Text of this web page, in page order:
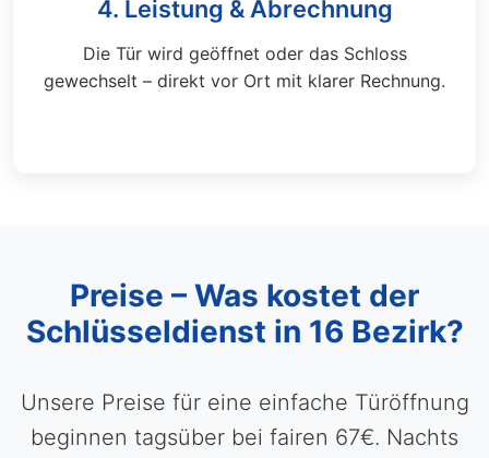
4. Leistung & Abrechnung
Die Tür wird geöffnet oder das Schloss
gewechselt – direkt vor Ort mit klarer Rechnung.
Preise – Was kostet der
Schlüsseldienst in 16 Bezirk?
Unsere Preise für eine einfache Türöffnung
beginnen tagsüber bei fairen 67€. Nachts